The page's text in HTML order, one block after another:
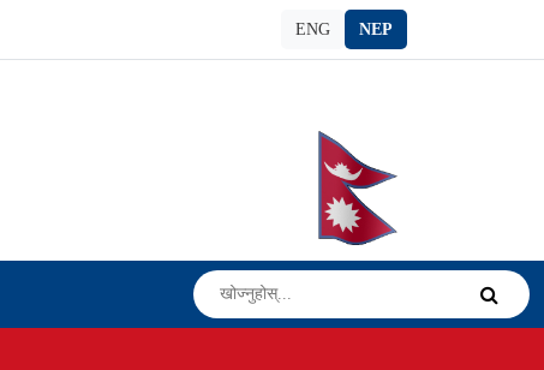
ENG NEP